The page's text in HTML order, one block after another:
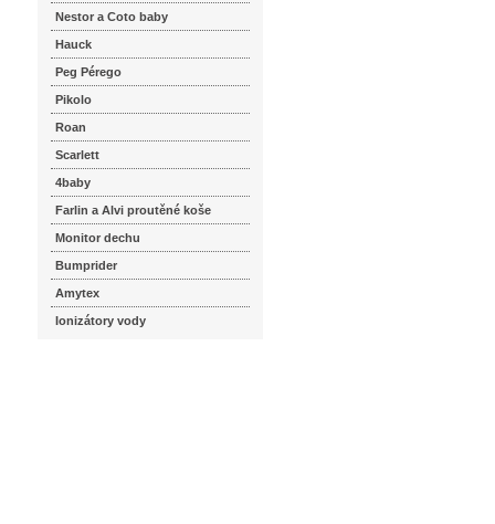
Nestor a Coto baby
Hauck
Peg Pérego
Pikolo
Roan
Scarlett
4baby
Farlin a Alvi proutěné koše
Monitor dechu
Bumprider
Amytex
Ionizátory vody